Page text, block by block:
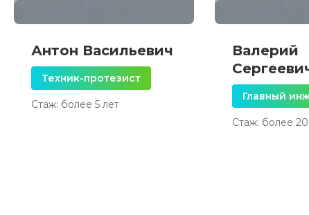
Антон Васильевич
Техник-протезист
Стаж: более 5 лет
Валерий
Главный
Стаж: более